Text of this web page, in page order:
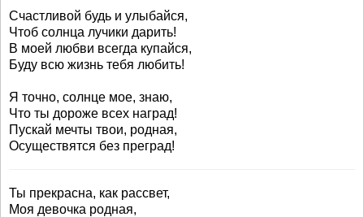
Счастливой будь и улыбайся,
Чтоб солнца лучики дарить!
В моей любви всегда купайся,
Буду всю жизнь тебя любить!
Я точно, солнце мое, знаю,
Что ты дороже всех наград!
Пускай мечты твои, родная,
Осуществятся без преград!
Ты прекрасна, как рассвет,
Моя девочка родная,